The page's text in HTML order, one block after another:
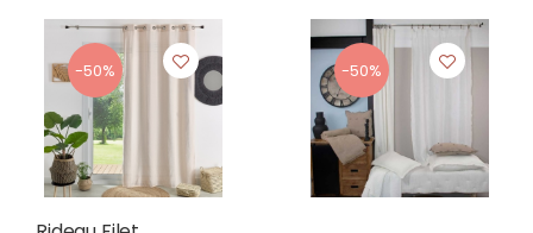
-50% -50%